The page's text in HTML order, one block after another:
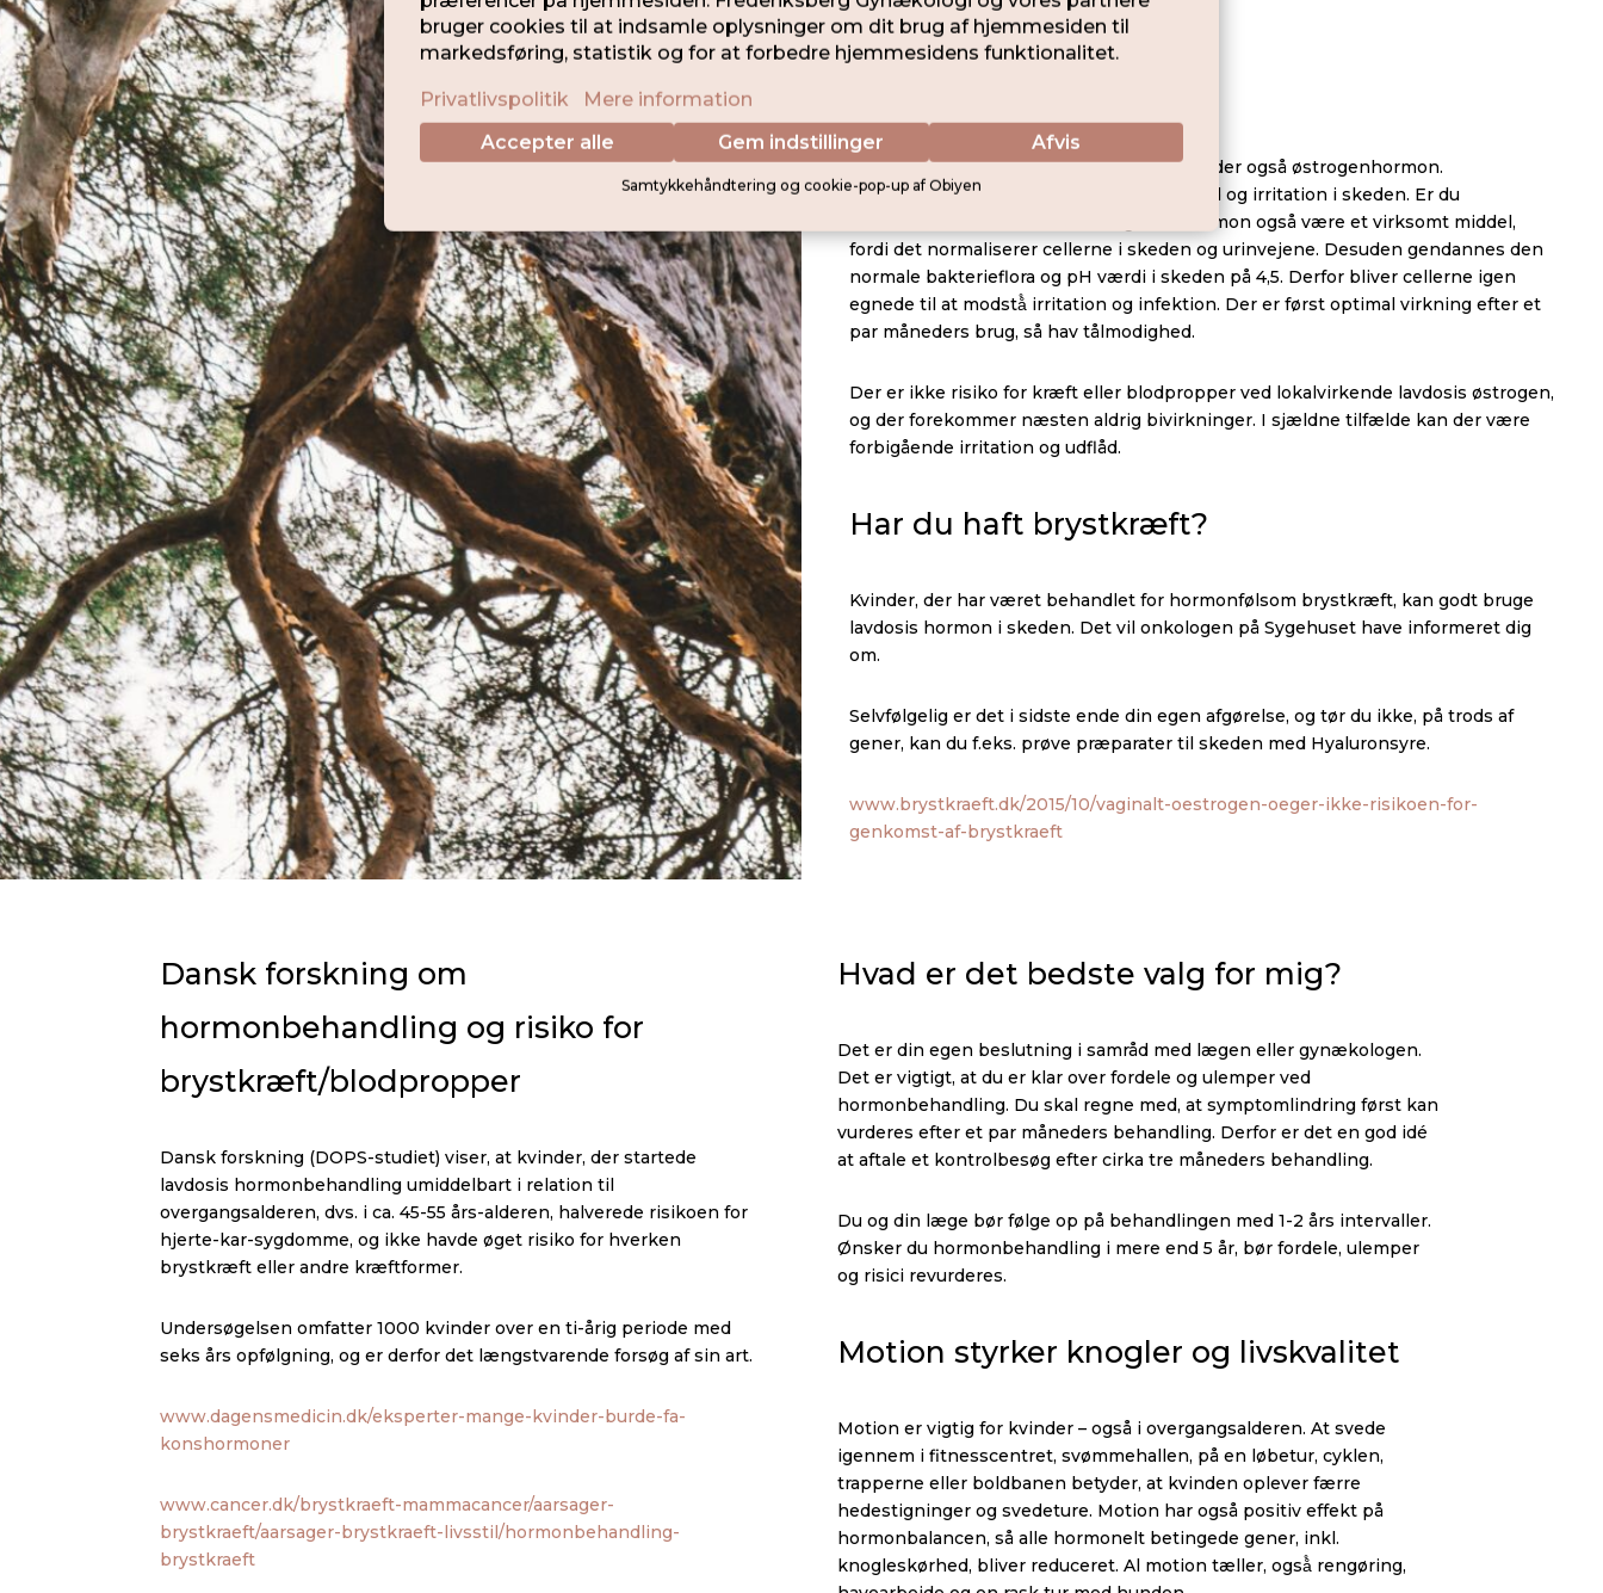
anvendes.
Findes som stikpiller eller ring, og indeholder også østrogenhormon.
Lokalbehandling bruges typisk pga. tørhed og irritation i skeden. Er du
inkontinent kan lokalbehandling med hormon også være et virksomt middel,
fordi det normaliserer cellerne i skeden og urinvejene. Desuden gendannes den
normale bakterieflora og pH værdi i skeden på 4,5. Derfor bliver cellerne igen
egnede til at modstå̊ irritation og infektion. Der er først optimal virkning efter et
par måneders brug, så hav tålmodighed.
Der er ikke risiko for kræft eller blodpropper ved lokalvirkende lavdosis østrogen,
og der forekommer næsten aldrig bivirkninger. I sjældne tilfælde kan der være
forbigående irritation og udflåd.
Har du haft brystkræft?
Kvinder, der har været behandlet for hormonfølsom brystkræft, kan godt bruge
lavdosis hormon i skeden. Det vil onkologen på Sygehuset have informeret dig
om.
Selvfølgelig er det i sidste ende din egen afgørelse, og tør du ikke, på trods af
gener, kan du f.eks. prøve præparater til skeden med Hyaluronsyre.
www.brystkraeft.dk/2015/10/vaginalt-oestrogen-oeger-ikke-risikoen-for-
genkomst-af-brystkraeft
Dansk forskning om
hormonbehandling og risiko for
brystkræft/blodpropper
Dansk forskning (DOPS-studiet) viser, at kvinder, der startede
lavdosis hormonbehandling umiddelbart i relation til
overgangsalderen, dvs. i ca. 45-55 års-alderen, halverede risikoen for
hjerte-kar-sygdomme, og ikke havde øget risiko for hverken
brystkræft eller andre kræftformer.
Undersøgelsen omfatter 1000 kvinder over en ti-årig periode med
seks års opfølgning, og er derfor det længstvarende forsøg af sin art.
www.dagensmedicin.dk/eksperter-mange-kvinder-burde-fa-
konshormoner
www.cancer.dk/brystkraeft-mammacancer/aarsager-
brystkraeft/aarsager-brystkraeft-livsstil/hormonbehandling-
brystkraeft
Hvad er det bedste valg for mig?
Det er din egen beslutning i samråd med lægen eller gynækologen.
Det er vigtigt, at du er klar over fordele og ulemper ved
hormonbehandling. Du skal regne med, at symptomlindring først kan
vurderes efter et par måneders behandling. Derfor er det en god idé
at aftale et kontrolbesøg efter cirka tre måneders behandling.
Du og din læge bør følge op på behandlingen med 1-2 års intervaller.
Ønsker du hormonbehandling i mere end 5 år, bør fordele, ulemper
og risici revurderes.
Motion styrker knogler og livskvalitet
Motion er vigtig for kvinder – også i overgangsalderen. At svede
igennem i fitnesscentret, svømmehallen, på en løbetur, cyklen,
trapperne eller boldbanen betyder, at kvinden oplever færre
hedestigninger og svedeture. Motion har også positiv effekt på
hormonbalancen, så alle hormonelt betingede gener, inkl.
knogleskørhed, bliver reduceret. Al motion tæller, også̊ rengøring,